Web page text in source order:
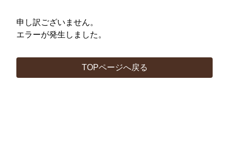
申し訳ございません。
エラーが発生しました。
TOPページへ戻る